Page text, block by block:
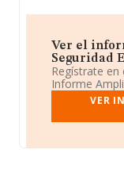
Ver el
Seguridad
Regístrate
Informe
VER